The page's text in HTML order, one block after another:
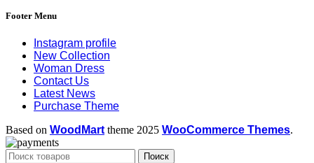
Footer Menu
Instagram profile
New Collection
Woman Dress
Contact Us
Latest News
Purchase Theme
Based on WoodMart theme 2025 WooCommerce Themes.
Поиск